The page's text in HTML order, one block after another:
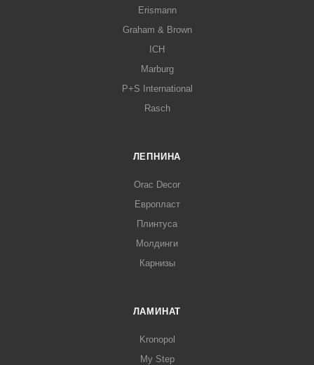
Erismann
Graham & Brown
ICH
Marburg
P+S International
Rasch
ЛЕПНИНА
Orac Decor
Европласт
Плинтуса
Молдинги
Карнизы
ЛАМИНАТ
Kronopol
My Step